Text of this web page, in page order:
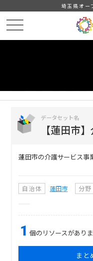
埼玉県オー
データセット名
【蓮田市
蓮田市の介護サービス事
自治体 蓮田市 分野
1 個のリソースがあり
まと